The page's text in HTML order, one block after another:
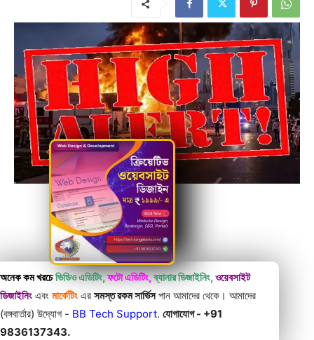
অনেক কম খরচে ভিডিও এডিটিং,ফটো এডিটিং,ব্যানার ডিজাইনিং,ওয়েবসাইট
ডিজাইনিং এবং মার্কেটিং এর সমস্ত রকম সার্ভিসপান আমাদের থেকে। আমাদের
(বঙ্গবার্তার) উদ্যোগ - BB Tech Support. যোগাযোগ - +91
9836137343.